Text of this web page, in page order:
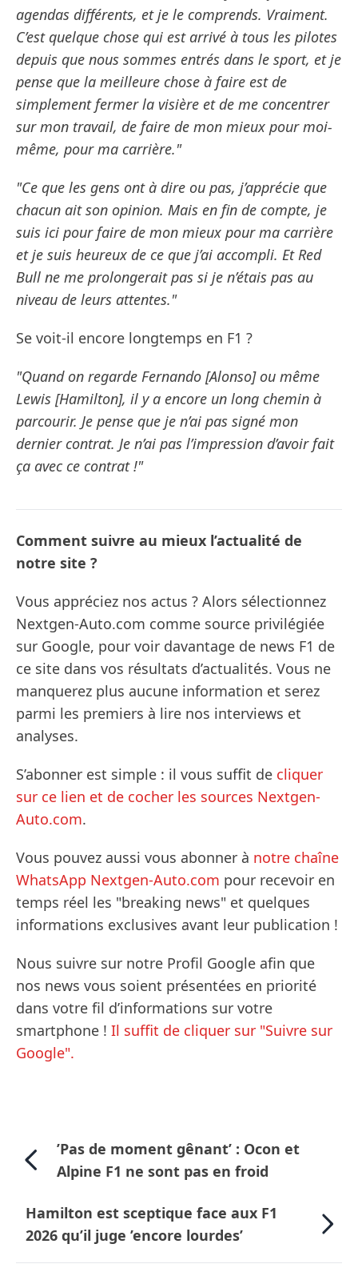
agendas différents, et je le comprends. Vraiment.
C’est quelque chose qui est arrivé à tous les pilotes
depuis que nous sommes entrés dans le sport, et je
pense que la meilleure chose à faire est de
simplement fermer la visière et de me concentrer
sur mon travail, de faire de mon mieux pour moi-
même, pour ma carrière."
"Ce que les gens ont à dire ou pas, j’apprécie que
chacun ait son opinion. Mais en fin de compte, je
suis ici pour faire de mon mieux pour ma carrière
et je suis heureux de ce que j’ai accompli. Et Red
Bull ne me prolongerait pas si je n’étais pas au
niveau de leurs attentes."
Se voit-il encore longtemps en F1 ?
"Quand on regarde Fernando [Alonso] ou même
Lewis [Hamilton], il y a encore un long chemin à
parcourir. Je pense que je n’ai pas signé mon
dernier contrat. Je n’ai pas l’impression d’avoir fait
ça avec ce contrat !"
Comment suivre au mieux l’actualité de
notre site ?
Vous appréciez nos actus ? Alors sélectionnez
Nextgen-Auto.com comme source privilégiée
sur Google, pour voir davantage de news F1 de
ce site dans vos résultats d’actualités. Vous ne
manquerez plus aucune information et serez
parmi les premiers à lire nos interviews et
analyses.
S’abonner est simple : il vous suffit de cliquer
sur ce lien et de cocher les sources Nextgen-
Auto.com.
Vous pouvez aussi vous abonner à notre chaîne
WhatsApp Nextgen-Auto.com pour recevoir en
temps réel les "breaking news" et quelques
informations exclusives avant leur publication !
Nous suivre sur notre Profil Google afin que
nos news vous soient présentées en priorité
dans votre fil d’informations sur votre
smartphone ! Il suffit de cliquer sur "Suivre sur
Google".
’Pas de moment gênant’ : Ocon et
Alpine F1 ne sont pas en froid
Hamilton est sceptique face aux F1
2026 qu’il juge ’encore lourdes’